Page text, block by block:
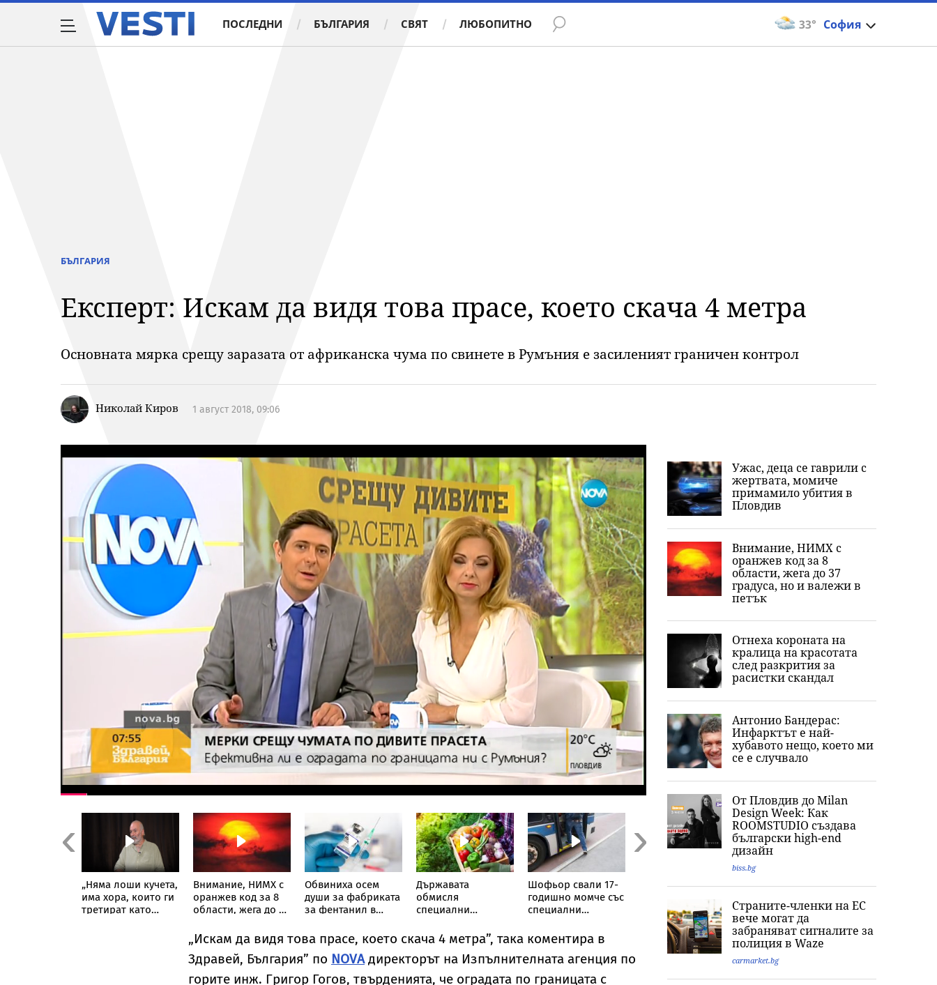
33° София
ПОСЛЕДНИ БЪЛГАРИЯ СВЯТ ЛЮБОПИТНО
БЪЛГАРИЯ
Експерт: Искам да видя това прасе, което скача 4 метра
Основната мярка срещу заразата от африканска чума по свинете в Румъния е засиленият граничен контрол
Николай Киров 1 август 2018, 09:06
Previous
„Няма лоши кучета,
има хора, които ги
третират като
Внимание, НИМХ с
оранжев код за 8
области, жега до 37
валежи в петък
Обвиниха осем
души за фабриката
за фентанил в
над 157 млн. евро
Държавата
обмисля
специални
българските храни
Шофьор свали 17-
годишно момче със
специални
автобус, откриха го
часове по-късно
обезводнено
Засилен контрол
по пътищата: Над
15 500 автомобила
проверени само за
ден, десетки
шофьори хванати с
Смъртоносният
Какво се вижда на
записите от
камери
След скандала
Организации
разговаряха с
„Искам да видя това прасе, което скача 4 метра”, така коментира в
Здравей, България” по NOVAдиректорът на Изпълнителната агенция по
горите инж. Григор Гогов, твърденията, че оградата по границата с
Ужас, деца се гаврили с
жертвата, момиче
примамило убития в
Пловдив
Внимание, НИМХ с
оранжев код за 8
области, жега до 37
градуса, но и валежи в
петък
Отнеха короната на
кралица на красотата
след разкрития за
расистки скандал
Антонио Бандерас:
Инфарктът е най-
хубавото нещо, което ми
се е случвало
От Пловдив до Milan
Design Week: Как
ROOMSTUDIO създава
български high-end
дизайн
biss.bg
Страните-членки на ЕС
вече могат да
забраняват сигналите за
полиция в Waze
carmarket.bg